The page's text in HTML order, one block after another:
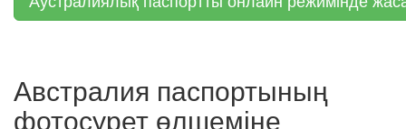
Австралия паспортының
фотосурет өлшеміне